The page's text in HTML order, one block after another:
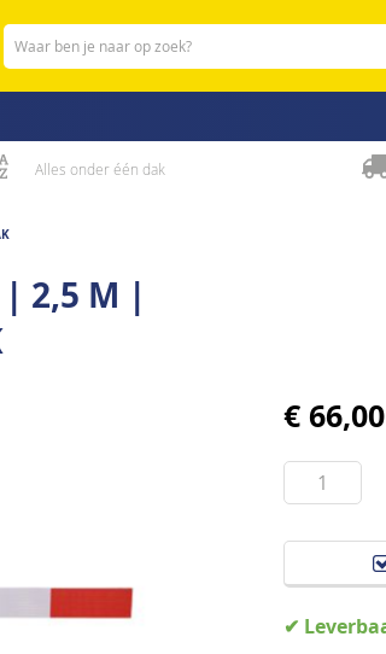
Zoeken
Alles onder één dak
| 2,5 M |
€ 66,00
✔